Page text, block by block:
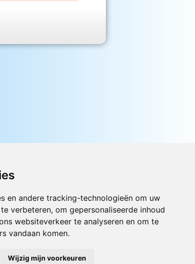
en andere tracking-technologieën om uw
verbeteren, om gepersonaliseerde inhoud
websiteverkeer te analyseren en om te
vandaan komen.
Wijzig mijn voorkeuren
nu naar Jouwradio! De beste
muziek uit de lage
hoor je hier al 20 jaar. In
kwaliteit op je laptop, tablet